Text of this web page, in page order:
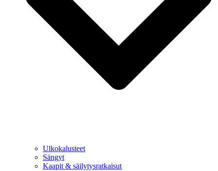
Ulkokalusteet
Sängyt
Kaapit & säilytysratkaisut